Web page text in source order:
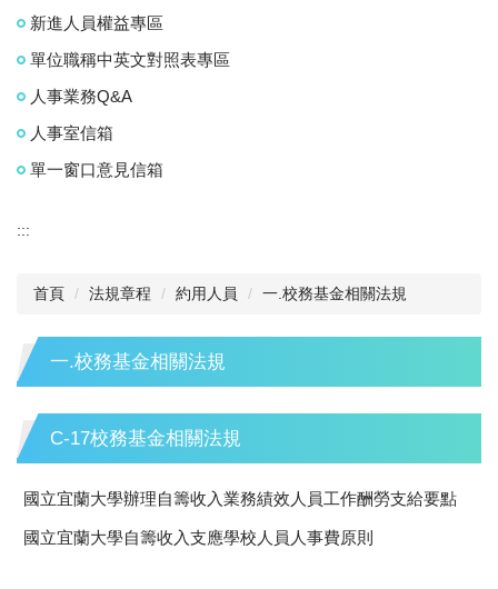
新進人員權益專區
單位職稱中英文對照表專區
人事業務Q&A
人事室信箱
單一窗口意見信箱
:::
首頁 法規章程 約用人員 一.校務基金相關法規
一.校務基金相關法規
C-17校務基金相關法規
國立宜蘭大學辦理自籌收入業務績效人員工作酬勞支給要點
國立宜蘭大學自籌收入支應學校人員人事費原則